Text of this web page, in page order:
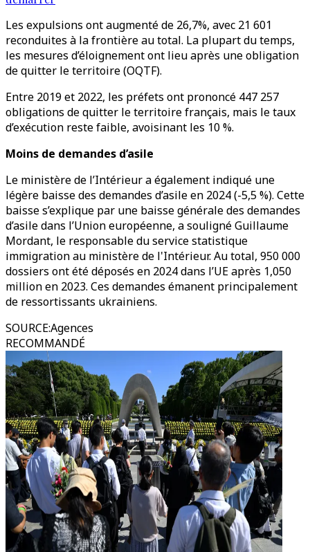
Les expulsions ont augmenté de 26,7%, avec 21 601
reconduites à la frontière au total. La plupart du temps,
les mesures d’éloignement ont lieu après une obligation
de quitter le territoire (OQTF).
Entre 2019 et 2022, les préfets ont prononcé 447 257
obligations de quitter le territoire français, mais le taux
d’exécution reste faible, avoisinant les 10 %.
Moins de demandes d’asile
Le ministère de l’Intérieur a également indiqué une
légère baisse des demandes d’asile en 2024 (-5,5 %). Cette
baisse s’explique par une baisse générale des demandes
d’asile dans l’Union européenne, a souligné Guillaume
Mordant, le responsable du service statistique
immigration au ministère de l'Intérieur. Au total, 950 000
dossiers ont été déposés en 2024 dans l’UE après 1,050
million en 2023. Ces demandes émanent principalement
de ressortissants ukrainiens.
SOURCE:Agences
RECOMMANDÉ